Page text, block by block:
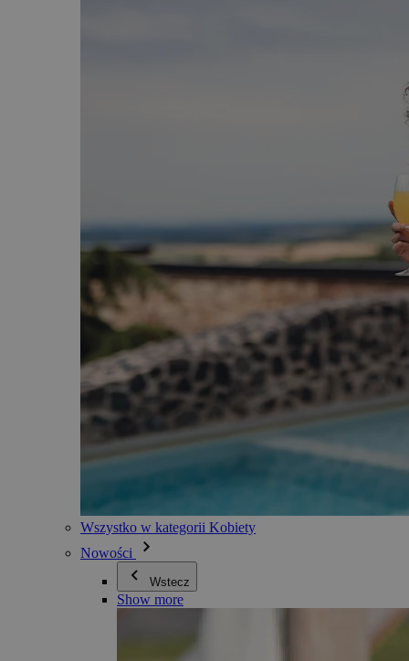
Wszystko w kategorii Kobiety
Nowości
Wstecz
Show more